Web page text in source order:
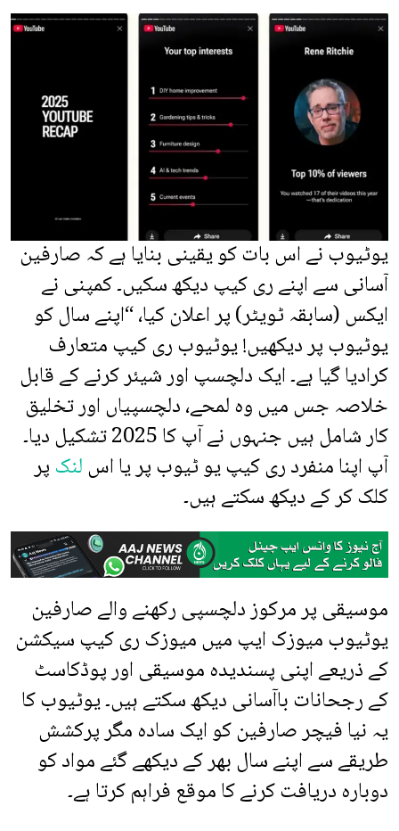
یوٹیوب نے اس بات کو یقینی بنایا ہے کہ صارفین
آسانی سے اپنے ری کیپ دیکھ سکیں۔ کمپنی نے
ایکس (سابقہ ٹویٹر) پر اعلان کیا، “اپنے سال کو
یوٹیوب پر دیکھیں! یوٹیوب ری کیپ متعارف
کرادیا گیا ہے۔ ایک دلچسپ اور شیئر کرنے کے قابل
خلاصہ جس میں وہ لمحے، دلچسپیاں اور تخلیق
کار شامل ہیں جنہوں نے آپ کا 2025 تشکیل دیا۔
آپ اپنا منفرد ری کیپ یو ٹیوب پر یا اسلنکپر
کلک کر کے دیکھ سکتے ہیں۔
موسیقی پر مرکوز دلچسپی رکھنے والے صارفین
یوٹیوب میوزک ایپ میں میوزک ری کیپ سیکشن
کے ذریعے اپنی پسندیدہ موسیقی اور پوڈکاسٹ
کے رجحانات باآسانی دیکھ سکتے ہیں۔ یوٹیوب کا
یہ نیا فیچر صارفین کو ایک سادہ مگر پرکشش
طریقے سے اپنے سال بھر کے دیکھے گئے مواد کو
دوبارہ دریافت کرنے کا موقع فراہم کرتا ہے۔